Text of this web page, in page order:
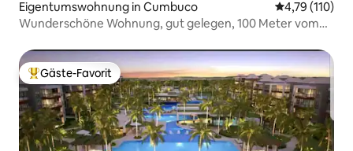
Eigentumswohnung in Cumbuco
4,79 (110)
Wunderschöne Wohnung, gut gelegen, 100 Meter vom
Beliebter Gäste-Favorit.
Gäste-Favorit